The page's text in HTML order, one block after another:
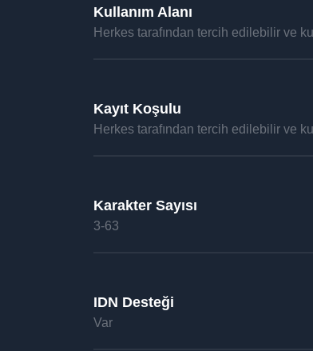
Kullanım Alanı
Herkes tarafından tercih edilebilir ve
Kayıt Koşulu
Herkes tarafından tercih edilebilir ve
Karakter Sayısı
3-63
IDN Desteği
Var